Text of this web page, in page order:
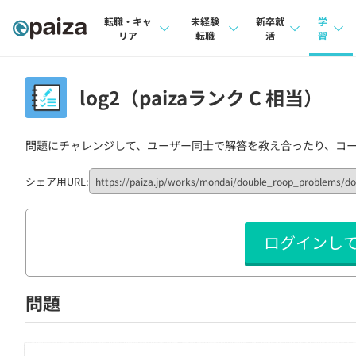
転職・キャ
リア
インタビュー
転職成功ガイド
転職エージェント
未経験
転職
転職成功ガイド
新卒就
活
本選考
新卒エージェント
イベント・セミナー
インタビュー
就活成功ガイド
学
習
4択
ナレ
リフ
プラン
個人
学校
log2（paizaランク C 相当）
問題にチャレンジして、ユーザー同士で解答を教え合ったり、コ
シェア用URL:
ログインし
問題